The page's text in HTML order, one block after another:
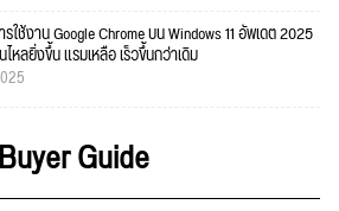
ใช้งาน Google Chrome บน Windows 11 อัพเดต 2025
หลยิ่งขึ้น แรมเหลือ เร็วขึ้นกว่าเดิม
Buyer Guide